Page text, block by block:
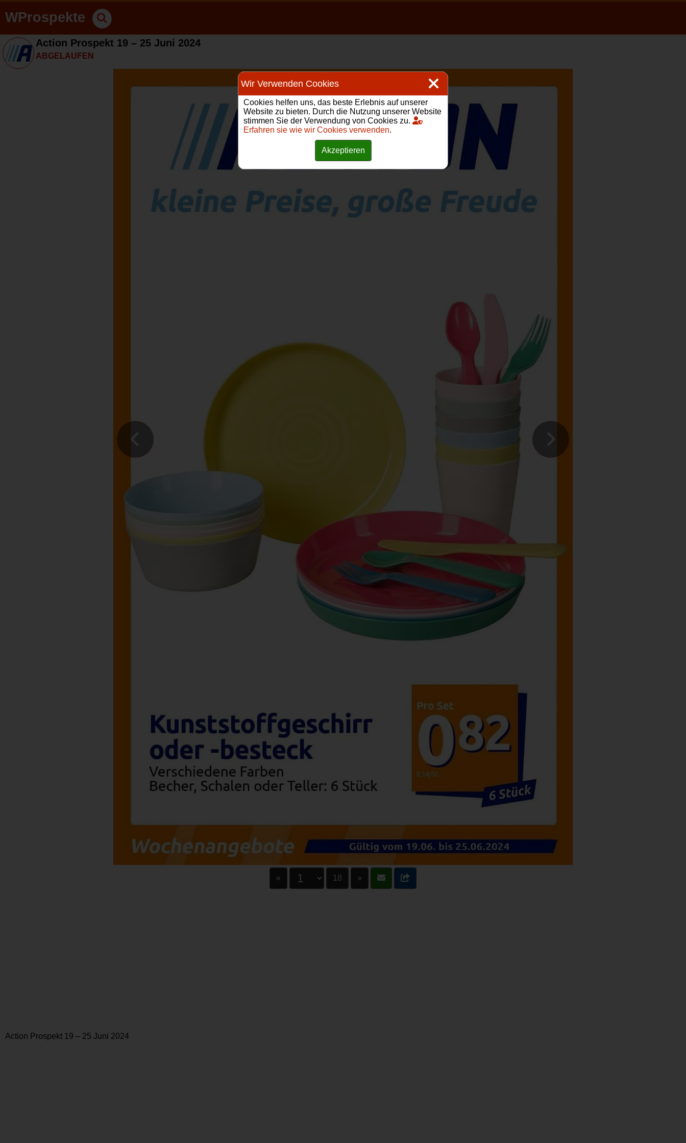
WProspekte
Action Prospekt 19 – 25 Juni 2024
ABGELAUFEN
« 18 »
Action Prospekt 19 – 25 Juni 2024
Wir Verwenden Cookies
Cookies helfen uns, das beste Erlebnis auf unserer
Website zu bieten. Durch die Nutzung unserer Website
stimmen Sie der Verwendung von Cookies zu.
Erfahren sie wie wir Cookies verwenden.
Akzeptieren